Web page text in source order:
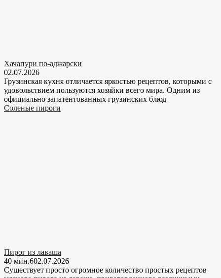
Хачапури по-аджарски
02.07.2026
Грузинская кухня отличается яркостью рецептов, которыми с
удовольствием пользуются хозяйки всего мира. Одним из
официально запатентованных грузинских блюд
Соленые пироги
Пирог из лаваша
40 мин.602.07.2026
Существует просто огромное количество простых рецептов